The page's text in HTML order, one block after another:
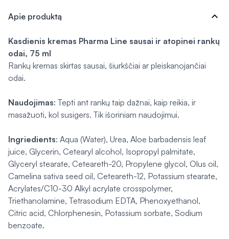
Apie produktą expand_more
Kasdienis kremas Pharma Line sausai ir atopinei rankų
odai, 75 ml
Rankų kremas skirtas sausai, šiurkščiai ar pleiskanojančiai
odai.
Naudojimas: Tepti ant rankų taip dažnai, kaip reikia, ir
masažuoti, kol susigers. Tik išoriniam naudojimui.
Ingriedients: Aqua (Water), Urea, Aloe barbadensis leaf
juice, Glycerin, Cetearyl alcohol, Isopropyl palmitate,
Glyceryl stearate, Ceteareth-20, Propylene glycol, Olus oil,
Camelina sativa seed oil, Ceteareth-12, Potassium stearate,
Acrylates/C10-30 Alkyl acrylate crosspolymer,
Triethanolamine, Tetrasodium EDTA, Phenoxyethanol,
Citric acid, Chlorphenesin, Potassium sorbate, Sodium
benzoate.